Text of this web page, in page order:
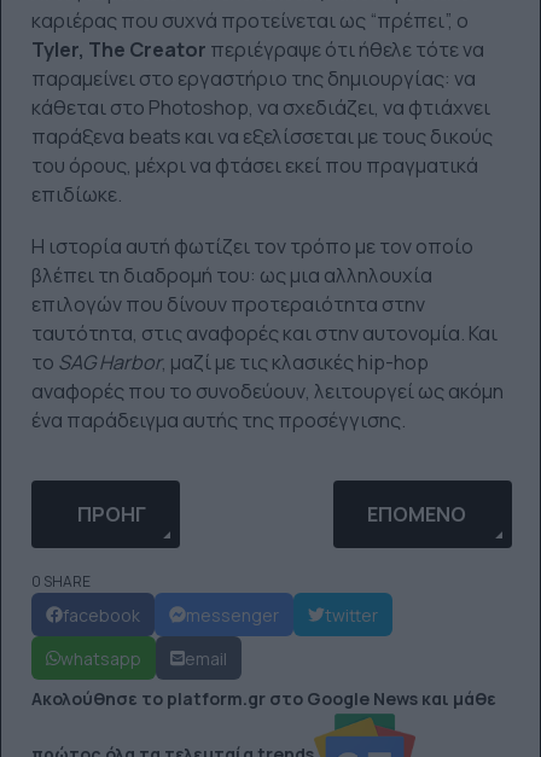
καριέρας που συχνά προτείνεται ως “πρέπει”, ο
Tyler, The Creator περιέγραψε ότι ήθελε τότε να
παραμείνει στο εργαστήριο της δημιουργίας: να
κάθεται στο Photoshop, να σχεδιάζει, να φτιάχνει
παράξενα beats και να εξελίσσεται με τους δικούς
του όρους, μέχρι να φτάσει εκεί που πραγματικά
επιδίωκε.
Η ιστορία αυτή φωτίζει τον τρόπο με τον οποίο
βλέπει τη διαδρομή του: ως μια αλληλουχία
επιλογών που δίνουν προτεραιότητα στην
ταυτότητα, στις αναφορές και στην αυτονομία. Και
το SAG Harbor, μαζί με τις κλασικές hip-hop
αναφορές που το συνοδεύουν, λειτουργεί ως ακόμη
ένα παράδειγμα αυτής της προσέγγισης.
ΠΡΟΗΓΟΎΜΕΝΟ ΆΡΘΡΟ: 2026 BET AWARDS:
ΠΡΟΗΓ ΕΠΌΜΕΝΟ ΆΡΘΡΟ:
ΕΠΌΜΕΝΟ
0 SHARE
facebook messenger
twitter
whatsapp
email
Ακολούθησε το platform.gr στο Google News και μάθε